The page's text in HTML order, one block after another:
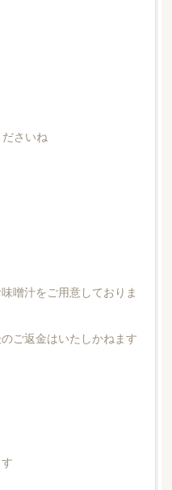
さいね
噌汁をご用意しておりま
ご返金はいたしかねます